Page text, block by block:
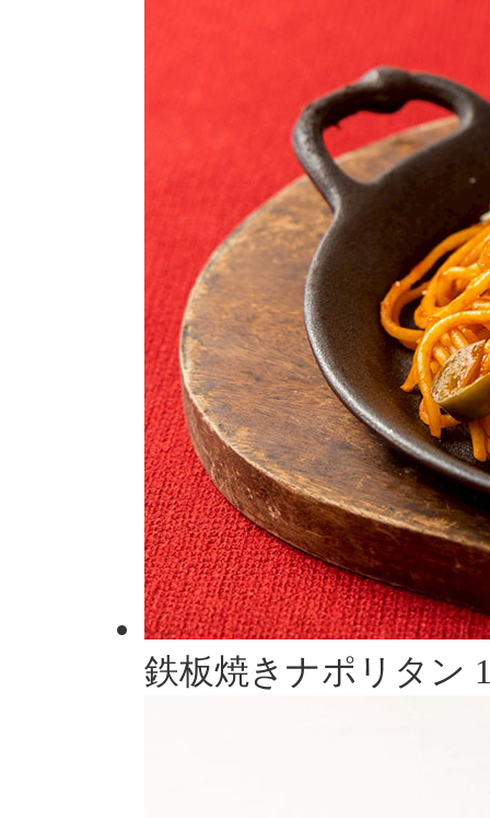
鉄板焼きナポリタン